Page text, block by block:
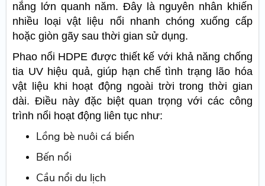
nắng lớn quanh năm. Đây là nguyên nhân khiến
nhiều loại vật liệu nổi nhanh chóng xuống cấp
hoặc giòn gãy sau thời gian sử dụng.
Phao nổi HDPE được thiết kế với khả năng chống
tia UV hiệu quả, giúp hạn chế tình trạng lão hóa
vật liệu khi hoạt động ngoài trời trong thời gian
dài. Điều này đặc biệt quan trọng với các công
trình nổi hoạt động liên tục như:
Lồng bè nuôi cá biển
Bến nổi
Cầu nổi du lịch